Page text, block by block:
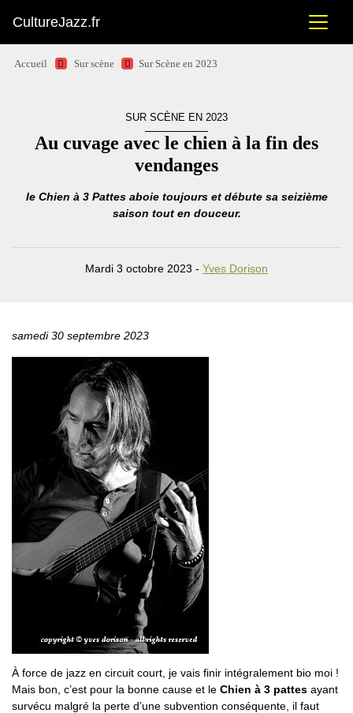
CultureJazz.fr
Accueil Sur scène Sur Scène en 2023
SUR SCÈNE EN 2023
Au cuvage avec le chien à la fin des
vendanges
le Chien à 3 Pattes aboie toujours et débute sa seizième
saison tout en douceur.
Mardi 3 octobre 2023 - Yves Dorison
samedi 30 septembre 2023
À force de jazz en circuit court, je vais finir intégralement bio moi !
Mais bon, c’est pour la bonne cause et le Chien à 3 pattes ayant
survécu malgré la perte d’une subvention conséquente, il faut